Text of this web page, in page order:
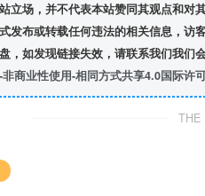
立场，并不代表本站赞同其观点和对其
发布或转载任何违法的相关信息，访
，如发现链接失效，请联系我们我们
商业性使用-相同方式共享4.0国际许
THE